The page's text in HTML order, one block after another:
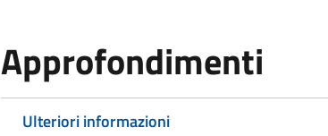
Approfondimenti
Ulteriori informazioni